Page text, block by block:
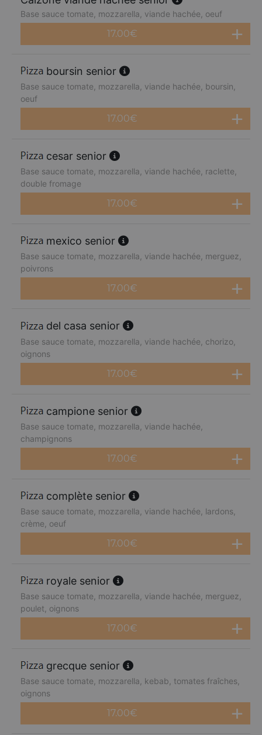
Base sauce tomate, mozzarella, viande hachée, oeuf
17.00€
boursin senior
Base sauce tomate, mozzarella, viande hachée, boursin,
oeuf
17.00€
cesar senior
Base sauce tomate, mozzarella, viande hachée, raclette,
double fromage
17.00€
mexico senior
Base sauce tomate, mozzarella, viande hachée, merguez,
poivrons
17.00€
del casa senior
Base sauce tomate, mozzarella, viande hachée, chorizo,
oignons
17.00€
campione senior
Base sauce tomate, mozzarella, viande hachée,
champignons
17.00€
complète senior
Base sauce tomate, mozzarella, viande hachée, lardons,
crème, oeuf
17.00€
royale senior
Base sauce tomate, mozzarella, viande hachée, merguez,
poulet, oignons
17.00€
grecque senior
Base sauce tomate, mozzarella, kebab, tomates fraîches,
oignons
17.00€